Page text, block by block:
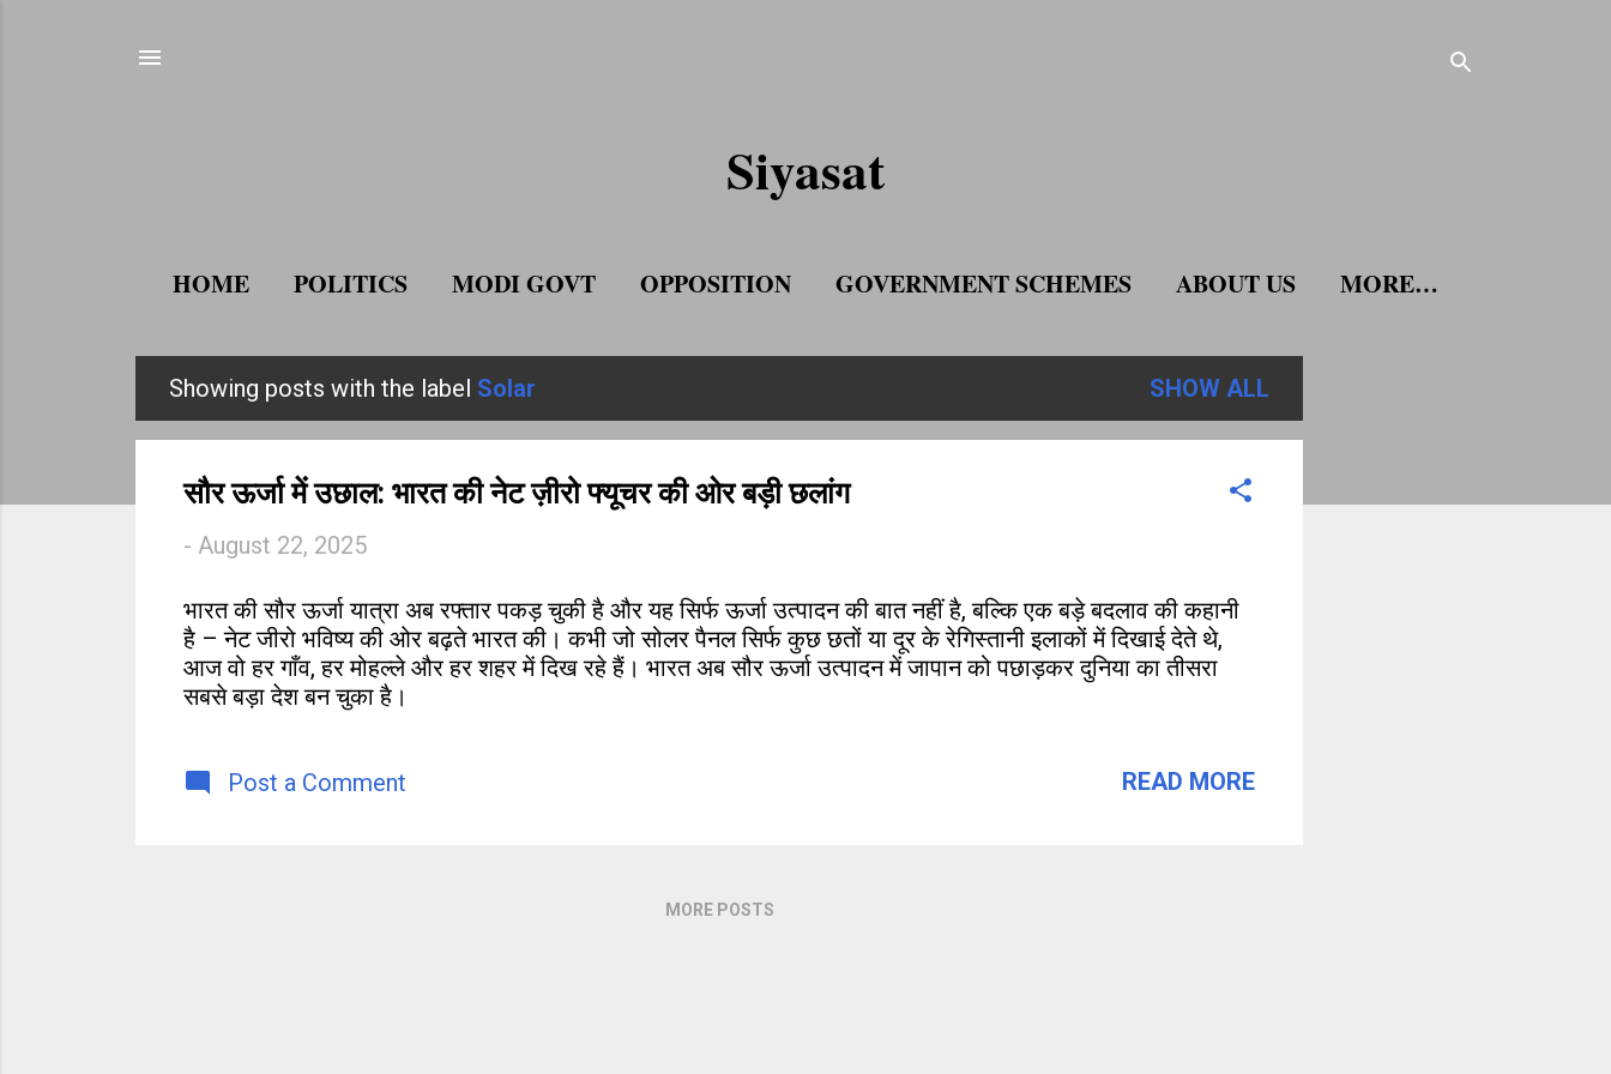
Siyasat
HOME POLITICS MODI GOVT OPPOSITION GOVERNMENT SCHEMES ABOUT US
MORE…
o
Showing posts with the label Solar SHOW ALL
सौर ऊर्जा में उछाल: भारत की नेट ज़ीरो फ्यूचर की ओर बड़ी छलांग
- August 22, 2025
भारत की सौर ऊर्जा यात्रा अब रफ्तार पकड़ चुकी है और यह सिर्फ ऊर्जा उत्पादन की बात नहीं है, बल्कि एक बड़े बदलाव की कहानी
है – नेट जीरो भविष्य की ओर बढ़ते भारत की। कभी जो सोलर पैनल सिर्फ कुछ छतों या दूर के रेगिस्तानी इलाकों में दिखाई देते थे,
आज वो हर गाँव, हर मोहल्ले और हर शहर में दिख रहे हैं। भारत अब सौर ऊर्जा उत्पादन में जापान को पछाड़कर दुनिया का तीसरा
सबसे बड़ा देश बन चुका है।
Post a Comment READ MORE
MORE POSTS